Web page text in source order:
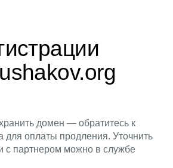
домен — обратитесь к
для оплаты продления. Уточнить
с партнером можно в службе